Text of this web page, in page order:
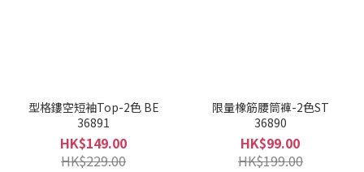
型格鏤空短袖Top-2色 BE
36891
HK$149.00
HK$229.00
限量橡筋腰筒褲-2色ST
36890
HK$99.00
HK$199.00